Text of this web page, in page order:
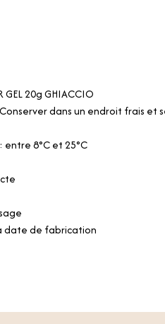
GEL 20g GHIACCIO
Conserver dans un endroit frais et
8°C et 25°C
date de fabrication